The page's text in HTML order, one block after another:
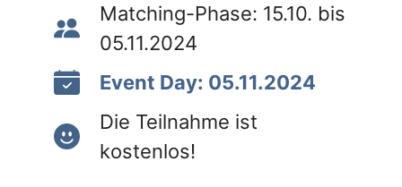
Matching-Phase: 15.10. bis
05.11.2024
Event Day: 05.11.2024
Die Teilnahme ist
kostenlos!